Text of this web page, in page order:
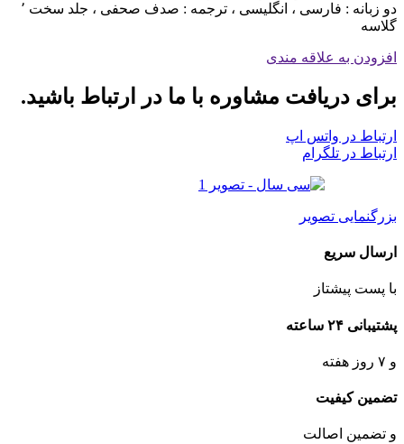
دو زبانه : فارسی ، انگلیسی ، ترجمه : صدف صحفی ، جلد سخت ٬
گلاسه
افزودن به علاقه مندی
برای دریافت مشاوره با ما در ارتباط باشید.
ارتباط در واتس اپ
ارتباط در تلگرام
بزرگنمایی تصویر
ارسال سریع
با پست پیشتاز
پشتیبانی ۲۴ ساعته
و ۷ روز هفته
تضمین کیفیت
و تضمین اصالت